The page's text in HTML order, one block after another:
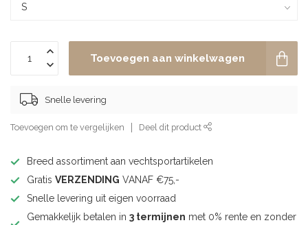
Toevoegen aan winkelwagen
Snelle levering
Toevoegen om te vergelijken Deel dit product
Breed assortiment aan vechtsportartikelen
Gratis VERZENDING VANAF €75,-
Snelle levering uit eigen voorraad
Gemakkelijk betalen in 3 termijnen met 0% rente en zonder